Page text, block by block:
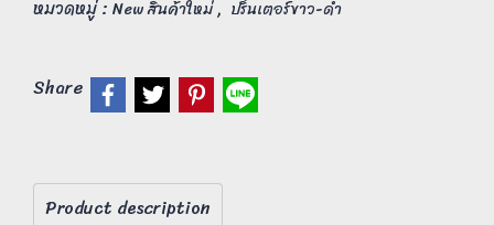
หมวดหมู่ : New สินค้าใหม่, ปริ้นเตอร์ขาว-ดำ
Share
Product description